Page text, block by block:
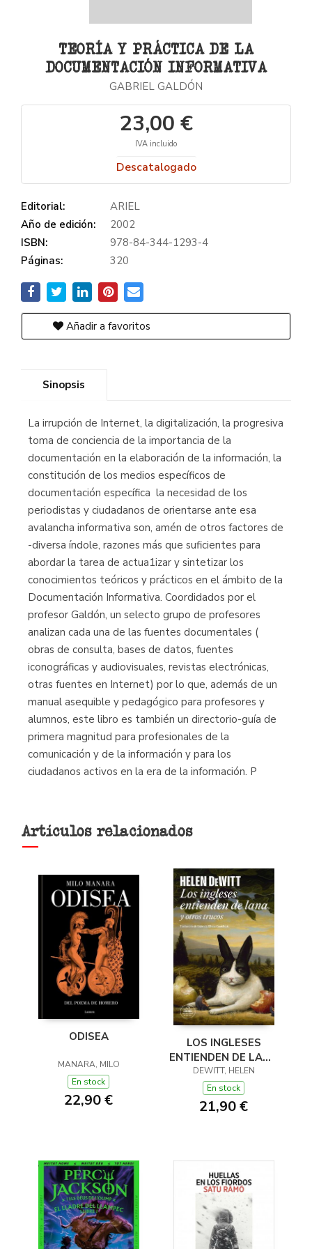
TEORÍA Y PRÁCTICA DE LA
DOCUMENTACIÓN INFORMATIVA
GABRIEL GALDÓN
23,00 €
IVA incluido
Descatalogado
Editorial:
ARIEL
Año de edición:
2002
ISBN:
978-84-344-1293-4
Páginas:
320
Añadir a favoritos
Sinopsis
La irrupción de Internet, la digitalización, la progresiva
toma de conciencia de la importancia de la
documentación en la elaboración de la información, la
constitución de los medios específicos de
documentación específica la necesidad de los
periodistas y ciudadanos de orientarse ante esa
avalancha informativa son, amén de otros factores de
-diversa índole, razones más que suficientes para
abordar la tarea de actua1izar y sintetizar los
conocimientos teóricos y prácticos en el ámbito de la
Documentación Informativa. Coordidados por el
profesor Galdón, un selecto grupo de profesores
analizan cada una de las fuentes documentales (
obras de consulta, bases de datos, fuentes
iconográficas y audiovisuales, revistas electrónicas,
otras fuentes en Internet) por lo que, además de un
manual asequible y pedagógico para profesores y
alumnos, este libro es también un directorio-guía de
primera magnitud para profesionales de la
comunicación y de la información y para los
ciudadanos activos en la era de la información. P
Artículos relacionados
ODISEA
MANARA, MILO
En stock
22,90 €
LOS INGLESES
ENTIENDEN DE LANA
(Y OTROS TRUCOS)
DEWITT, HELEN
En stock
21,90 €